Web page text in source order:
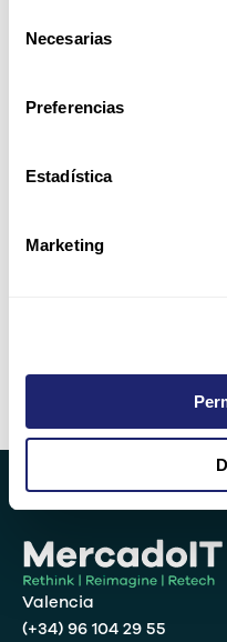
Necesarias
Preferencias
Estadística
Marketing
Guarda mi nombre,
Por favor, introduce una
Valencia
(+34) 96 104 29 55